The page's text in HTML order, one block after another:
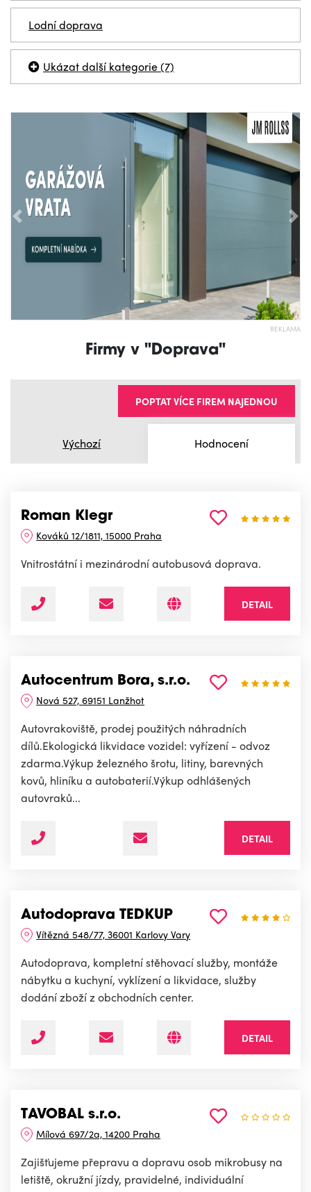
Lodní doprava
Ukázat další kategorie (7)
Předchozí
REKLAMA
Firmy v "Doprava"
Výchozí Hodnocení
POPTAT VÍCE FIREM NAJEDNOU
Roman Klegr
Kováků 12/1811, 15000 Praha
Vnitrostátní i mezinárodní autobusová doprava.
DETAIL
Autocentrum Bora, s.r.o.
Nová 527, 69151 Lanžhot
Autovrakoviště, prodej použitých náhradních
dílů.Ekologická likvidace vozidel: vyřízení - odvoz
zdarma.Výkup železného šrotu, litiny, barevných
kovů, hliníku a autobaterií.Výkup odhlášených
autovraků...
DETAIL
Autodoprava TEDKUP
Vítězná 548/77, 36001 Karlovy Vary
Autodoprava, kompletní stěhovací služby, montáže
nábytku a kuchyní, vyklízení a likvidace, služby
dodání zboží z obchodních center.
DETAIL
TAVOBAL s.r.o.
Mílová 697/2a, 14200 Praha
Zajišťujeme přepravu a dopravu osob mikrobusy na
letiště, okružní jízdy, pravidelné, individuální